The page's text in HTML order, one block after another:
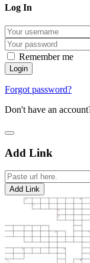
Log In
Remember me
Forgot password?
Don't have an
Add Link
Add Link